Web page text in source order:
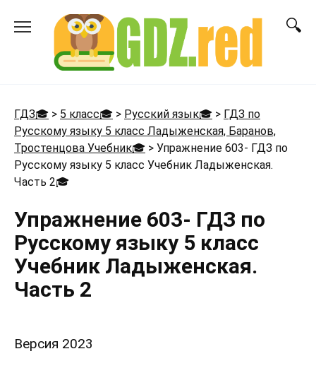
ГДЗ🎓 > 5 класс🎓 > Русский язык🎓 > ГДЗ по
Русскому языку 5 класс Ладыженская, Баранов,
Тростенцова Учебник🎓 > Упражнение 603- ГДЗ по
Русскому языку 5 класс Учебник Ладыженская.
Часть 2🎓
Упражнение 603- ГДЗ по
Русскому языку 5 класс
Учебник Ладыженская.
Часть 2
Версия 2023